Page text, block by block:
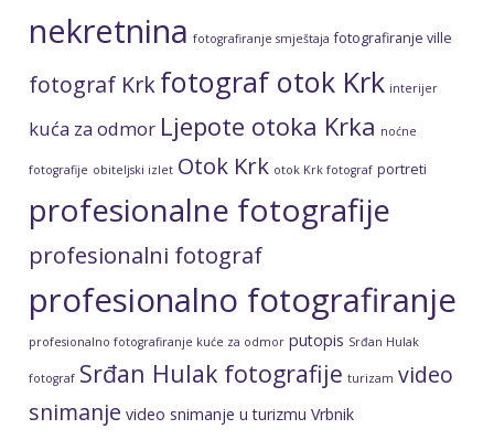
nekretnina fotografiranje smještaja fotografiranje ville
fotograf Krkfotograf otok Krk interijer
kuća za odmor Ljepote otoka Krka noćne
fotografije obiteljski izlet Otok Krk otok Krk fotograf portreti
profesionalne fotografije
profesionalni fotograf
profesionalno fotografiranje
profesionalno fotografiranje kuće za odmor putopis Srđan Hulak
fotograf Srđan Hulak fotografije turizam video
snimanje video snimanje u turizmu Vrbnik